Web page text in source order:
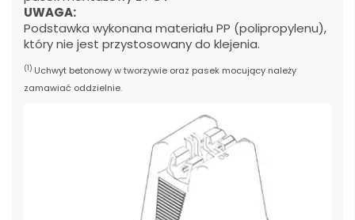
UWAGA:
Podstawka wykonana materiału PP (polipropylenu),
który nie jest przystosowany do klejenia.
(1) Uchwyt betonowy w tworzywie oraz pasek mocujący należy
zamawiać oddzielnie.